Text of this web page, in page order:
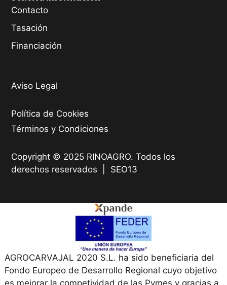
Contacto
Tasación
Financiación
Aviso Legal
Política de Cookies
Términos y Condiciones
Copyright © 2025 RINOAGRO. Todos los
derechos reservados | SEO13
AGROCARVAJAL 2020 S.L. ha sido beneficiaria del
Fondo Europeo de Desarrollo Regional cuyo objetivo
es mejorar la competividad de las Pymes y gracias a